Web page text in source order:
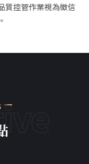
質控管作業視為徵信